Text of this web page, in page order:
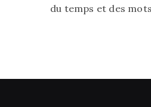
du temps et des